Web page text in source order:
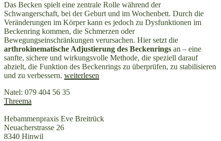
Das Becken spielt eine zentrale Rolle während der
Schwangerschaft, bei der Geburt und im Wochenbett. Durch die
Veränderungen im Körper kann es jedoch zu Dysfunktionen im
Beckenring kommen, die Schmerzen oder
Bewegungseinschränkungen verursachen. Hier setzt die
arthrokinematische Adjustierung des Beckenrings an – eine
sanfte, sichere und wirkungsvolle Methode, die speziell darauf
abzielt, die Funktion des Beckenrings zu überprüfen, zu stabilisieren
und zu verbessern. „Arthrokinematik“
weiterlesen
Natel: 079 404 56 35
Threema
Hebammenpraxis Eve Breitrück
Neuacherstrasse 26
8340 Hinwil